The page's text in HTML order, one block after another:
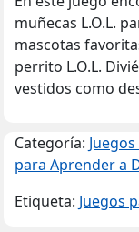
muñecas L.O.L.
mascotas
perrito L.O.L.
vestidos como
Categoría:
para Aprender a
Etiqueta: Juegos